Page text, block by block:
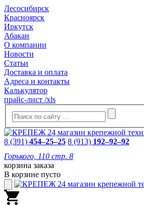
Лесосибирск
Красноярск
Иркутск
Абакан
О компании
Новости
Статьи
Доставка и оплата
Адреса и контакты
Калькулятор
прайс-лист /xls
8 (391) 454–25–25 8 (913) 192–92–92
Горького, 110 стр. 8
корзина заказа
В корзине пусто